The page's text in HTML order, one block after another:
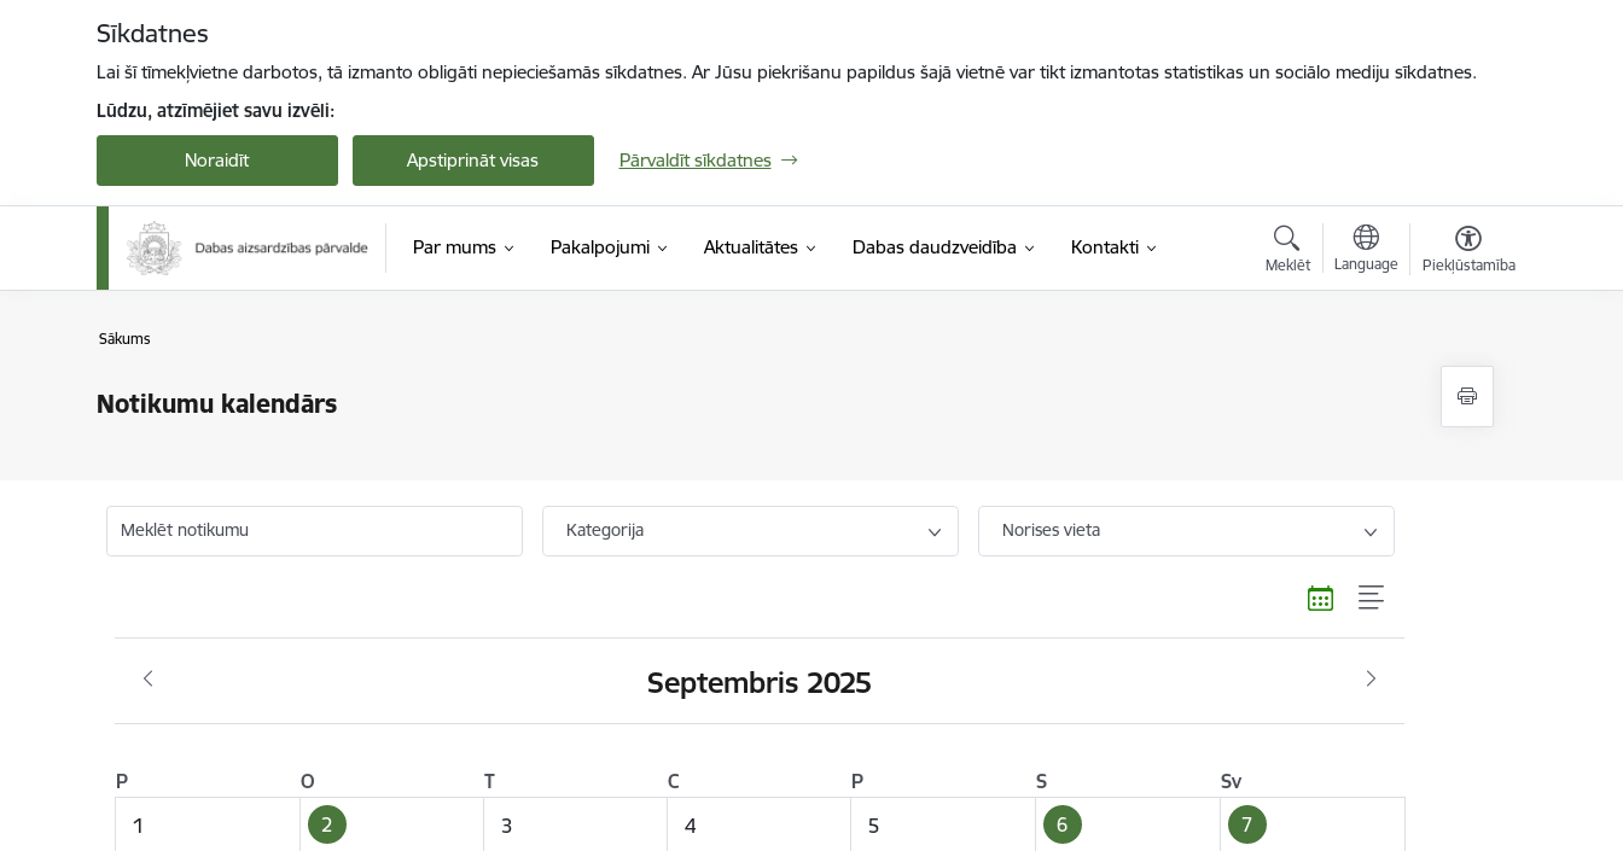
Sīkdatnes
Lai šī tīmekļvietne darbotos, tā izmanto obligāti nepieciešamās sīkdatnes. Ar Jūsu piekrišanu papildus šajā vietnē var tikt izmantotas statistikas un sociālo mediju sīkdatnes.
Lūdzu, atzīmējiet savu izvēli:
Noraidīt Apstiprināt visas Pārvaldīt sīkdatnes
Par mums Pakalpojumi Aktualitātes Dabas daudzveidība Kontakti
Meklēt Language Piekļūstamība
Sākums
Notikumu kalendārs
Meklēt notikumu Kategorija Norises vieta
Septembris 2025
P O T C P S
Sv
1
2 3 4 5 6 7